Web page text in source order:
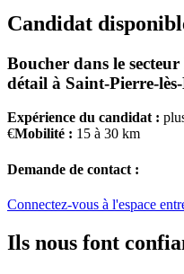
Candidat
Boucher dans le secteur
détail à Saint-Pierre-
Expérience du candidat :
€Mobilité : 15 à 30 km
Demande de contact :
Connectez-vous à l'espace
Ils nous font